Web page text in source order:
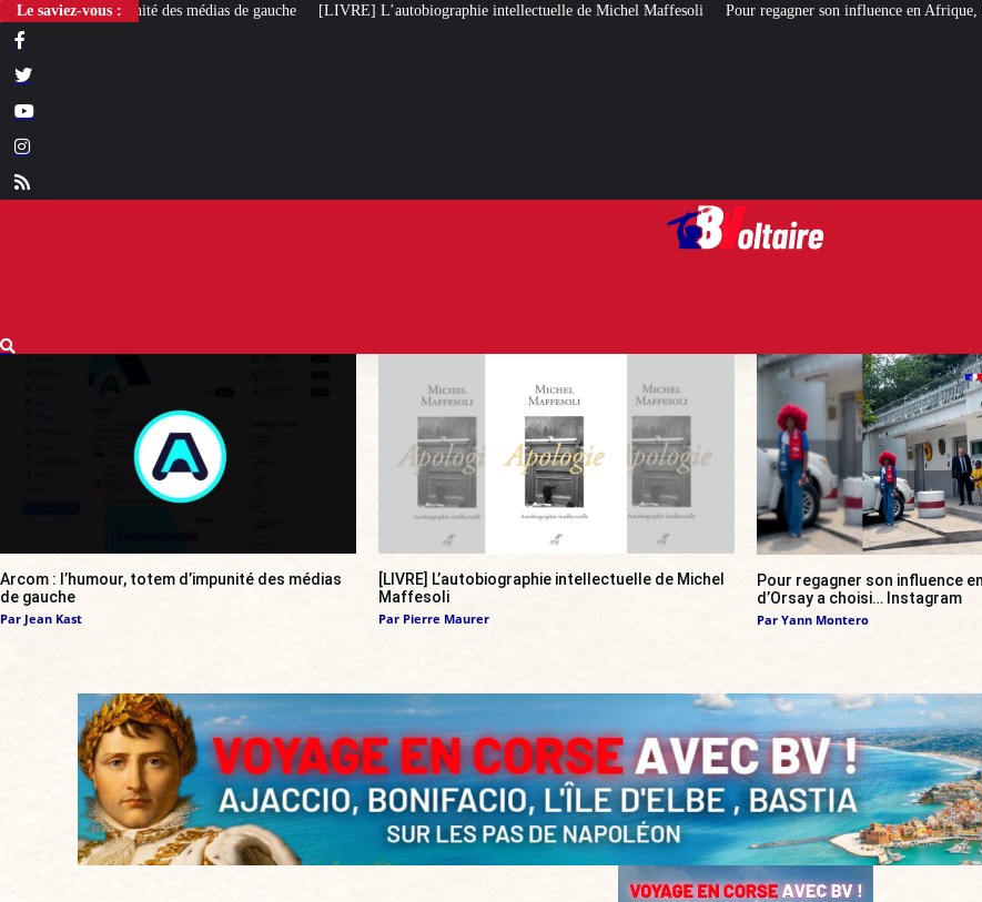
Le saviez-vous :[LIVRE] L’autobiographie intellectuelle de Michel Maffesoli Pour regagner son influence en Afrique, le Quai d’Orsay a choisi…
Arcom : l’humour, totem d’impunité des médias
de gauche
Par Jean Kast
[LIVRE] L’autobiographie intellectuelle de Michel
Maffesoli
Par Pierre Maurer
Pour regagner son influence
d’Orsay a choisi… Instagram
Par Yann Montero